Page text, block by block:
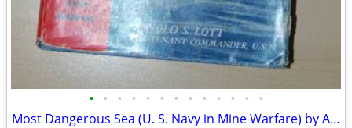
• • • • • • • • • • • • •
Most Dangerous Sea (U. S. Navy in Mine Warfare) by Arnold S. Lott Hard